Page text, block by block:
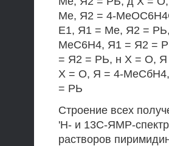
Ме, Я2 = 4-
Е1, Я1 = Ме, Я2 =
МеС6Н4, Я1 = Я2 =
= Я2 = РЬ, н X = О,
X = О, Я = 4-
= РЬ
Строение всех
'Н- и 13С-ЯМР-
растворов